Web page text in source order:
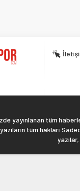
yayınlanan tüm
yazıların tüm hakları